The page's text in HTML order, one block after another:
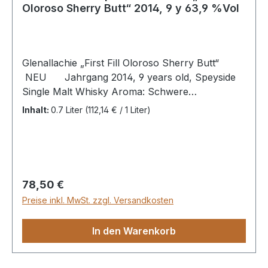
Oloroso Sherry Butt“ 2014, 9 y 63,9 %Vol
Glenallachie „First Fill Oloroso Sherry Butt“
NEU Jahrgang 2014, 9 years old, Speyside
Single Malt Whisky Aroma: Schwere
Rosinennoten umfangen die Nase, begleitet von
sich Tabak, Orangeat, geröstete Walnüsse und
Backpflaumen. Auch dringen Noten von
eingekochtem Quittengelee durch. Später
kommen Thymian, Espresso und eine
deutlichere Holznote hinzu.Geschmack: Sehr
kräftig mit zunächst etwas bitteren Nüssen und
Inhalt: 0.7 Liter (112,14 € / 1 Liter)
Regulärer Preis:
78,50 €
Preise inkl. MwSt. zzgl. Versandkosten
In den Warenkorb